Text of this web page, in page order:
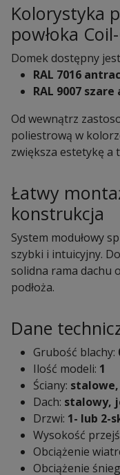
Kolorystyka
powłoka
Domek dostępny
RAL 7016
RAL 9007
Od wewnątrz
poliestrową w
zwiększa estetykę a
Łatwy
konstrukcja
System modułowy
szybki i intuicyjny.
solidna rama dachu
podłoża.
Dane
Grubość blachy:
Ilość modeli: 1
Ściany:
Dach: stalowy,
Drzwi: 1- lub 2-
Wysokość
Obciążenie
Obciążenie